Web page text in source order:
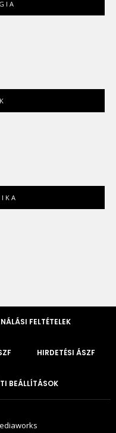
FELTÉTELEK
HIRDETÉSI ÁSZF
BEÁLLÍTÁSOK